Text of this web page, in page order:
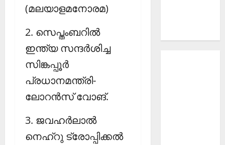
(മലയാളമനോരമ)
2. സെപ്തംബറില്‍
ഇന്ത്യ സന്ദര്‍ശിച്ച
സിങ്കപ്പൂര്‍
പ്രധാനമന്ത്രി-
ലോറന്‍സ് വോങ്.
3. ജവഹര്‍ലാല്‍
നെഹ്‌റു ട്രോപ്പിക്കല്‍